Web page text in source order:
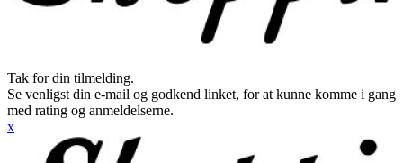
Tak for din tilmelding.
Se venligst din e-mail og godkend linket, for at kunne komme i gang
med rating og anmeldelserne.
x